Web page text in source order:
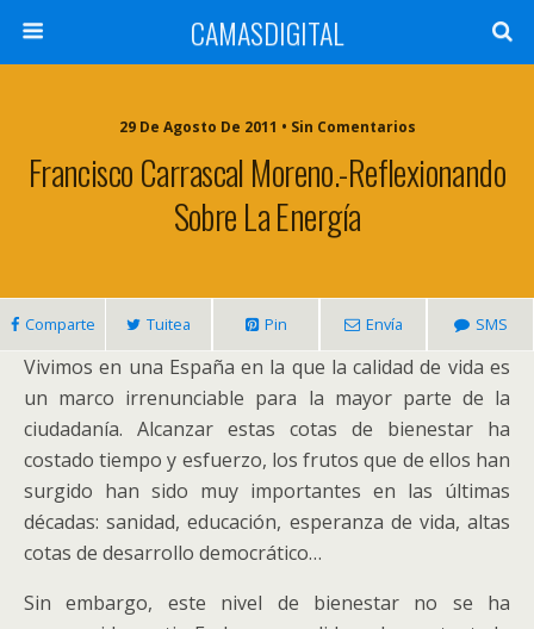
CAMASDIGITAL
29 De Agosto De 2011 • Sin Comentarios
Francisco Carrascal Moreno.-Reflexionando
Sobre La Energía
Comparte Tuitea Pin Envía SMS
Vivimos en una España en la que la calidad de vida es
un marco irrenunciable para la mayor parte de la
ciudadanía. Alcanzar estas cotas de bienestar ha
costado tiempo y esfuerzo, los frutos que de ellos han
surgido han sido muy importantes en las últimas
décadas: sanidad, educación, esperanza de vida, altas
cotas de desarrollo democrático…
Sin embargo, este nivel de bienestar no se ha